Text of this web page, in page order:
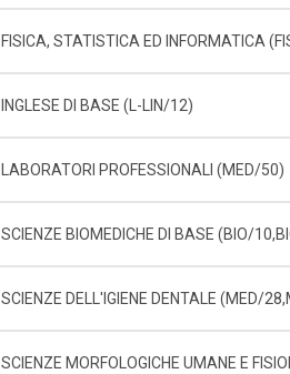
FISICA, STATISTICA ED INFORMATICA
INGLESE DI BASE (L-LIN/12)
LABORATORI PROFESSIONALI (MED/50)
SCIENZE BIOMEDICHE DI BASE (BIO/
SCIENZE DELL'IGIENE DENTALE (MED/
SCIENZE MORFOLOGICHE UMANE E